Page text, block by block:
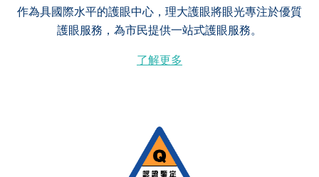
作為具國際水平的護眼中心，理大護眼將眼光專注於優質
護眼服務，為市民提供一站式護眼服務。
了解更多